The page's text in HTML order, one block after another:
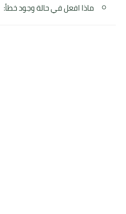
ماذا افعل في حالة وجود خطأ: